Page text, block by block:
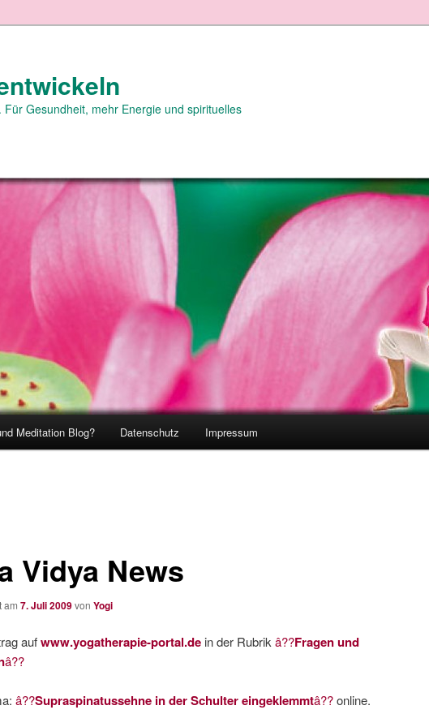
Gesundheit, mehr Energie und spirituelles
Meditation Blog? Datenschutz Impressum
Vidya News
am 7. Juli 2009von Yogi
aufwww.yogatherapie-portal.dein der Rubrik â??Fragen und
â??
â??Supraspinatussehne in der Schulter eingeklemmtâ??online.